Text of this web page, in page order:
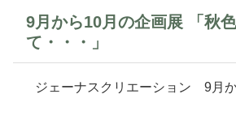
9月から10月の企画展 「秋
て・・・」
ジェーナスクリエーション 9月